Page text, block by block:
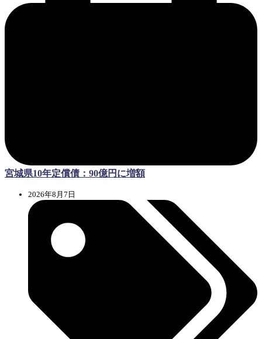
宮城県10年定償債：90億円に増額
2026年8月7日